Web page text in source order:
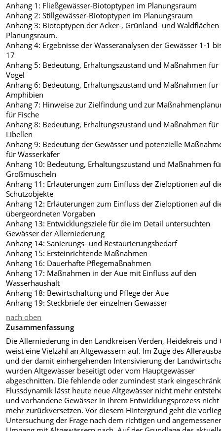
Anhang 1: Fließgewässer-Biotoptypen im Planungsraum
Anhang 2: Stillgewässer-Biotoptypen im Planungsraum
Anhang 3: Biotoptypen der Acker-, Grünland- und
Planungsraum.
Anhang 4: Ergebnisse der Wasseranalysen der Gewässer 1-1
17
Anhang 5: Bedeutung, Erhaltungszustand und Maßnahmen für
Vögel
Anhang 6: Bedeutung, Erhaltungszustand und Maßnahmen für
Amphibien
Anhang 7: Hinweise zur Zielfindung und zur
für Fische
Anhang 8: Bedeutung, Erhaltungszustand und Maßnahmen für
Libellen
Anhang 9: Bedeutung der Gewässer und potenzielle
für Wasserkäfer
Anhang 10: Bedeutung, Erhaltungszustand und Maßnahmen
Großmuscheln
Anhang 11: Erläuterungen zum Einfluss der Zieloptionen auf
Schutzobjekte
Anhang 12: Erläuterungen zum Einfluss der Zieloptionen auf
übergeordneten Vorgaben
Anhang 13: Entwicklungsziele für die im Detail untersuchten
Gewässer der Allerniederung
Anhang 14: Sanierungs- und Restaurierungsbedarf
Anhang 15: Ersteinrichtende Maßnahmen
Anhang 16: Dauerhafte Pflegemaßnahmen
Anhang 17: Maßnahmen in der Aue mit Einfluss auf den
Wasserhaushalt
Anhang 18: Bewirtschaftung und Pflege der Aue
Anhang 19: Steckbriefe der einzelnen Gewässer
nach oben
Zusammenfassung
Die Allerniederung in den Landkreisen Verden, Heidekreis und
weist eine Vielzahl an Altgewässern auf. Im Zuge des
und der damit einhergehenden Intensivierung der
wurden Altgewässer beseitigt oder vom Hauptgewässer
abgeschnitten. Die fehlende oder zumindest stark
Flussdynamik lässt heute neue Altgewässer nicht mehr
und vorhandene Gewässer in ihrem Entwicklungsprozess nicht
mehr zurückversetzen. Vor diesem Hintergrund geht die
Untersuchung der Frage nach dem richtigen und